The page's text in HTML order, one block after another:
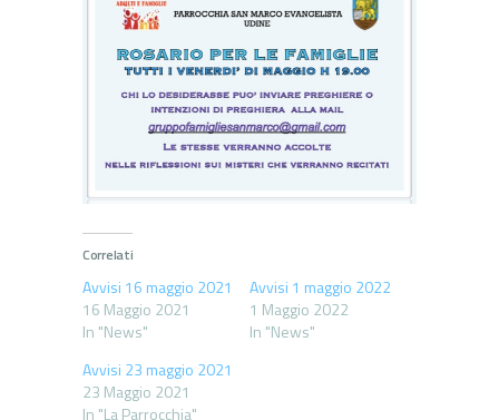
Correlati
Avvisi 16 maggio 2021
16 Maggio 2021
In "News"
Avvisi 1 maggio 2022
1 Maggio 2022
In "News"
Avvisi 23 maggio 2021
23 Maggio 2021
In "La Parrocchia"